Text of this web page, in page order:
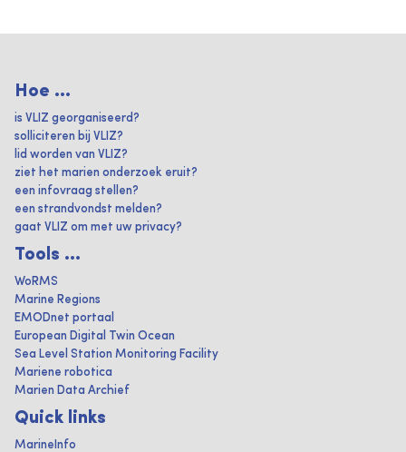
Hoe ...
is VLIZ georganiseerd?
solliciteren bij VLIZ?
lid worden van VLIZ?
ziet het marien onderzoek eruit?
een infovraag stellen?
een strandvondst melden?
gaat VLIZ om met uw privacy?
Tools ...
WoRMS
Marine Regions
EMODnet portaal
European Digital Twin Ocean
Sea Level Station Monitoring Facility
Mariene robotica
Marien Data Archief
Quick links
MarineInfo